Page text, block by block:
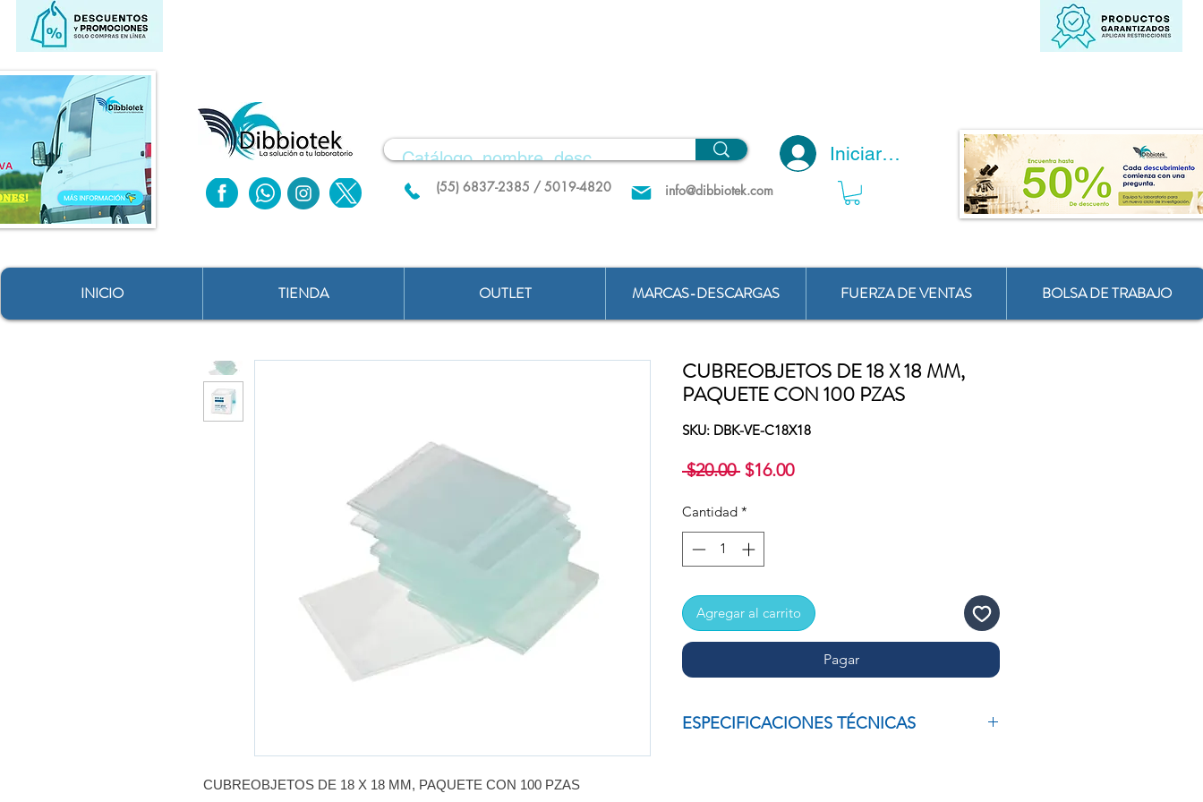
Iniciar Sesión
(55) 6837-2385 / 5019-4820 info@dibbiotek.com
INICIO TIENDA OUTLET MARCAS-DESCARGAS FUERZA DE VENTAS BOLSA DE TRABAJO
CUBREOBJETOS DE 18 X 18 MM, PAQUETE CON 100 PZAS
CUBREOBJETOS DE 18 X 18 MM,
PAQUETE CON 100 PZAS
SKU: DBK-VE-C18X18
$20.00 Precio
$16.00Precio
Cantidad *
Agregar al carrito
Pagar
ESPECIFICACIONES TÉCNICAS